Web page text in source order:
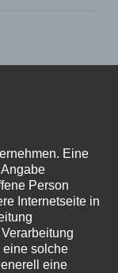
Eine
Person
Internetseite in
eine solche
eine